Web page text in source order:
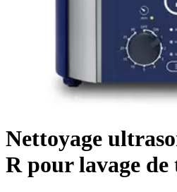
Nettoyage
R pour lavage